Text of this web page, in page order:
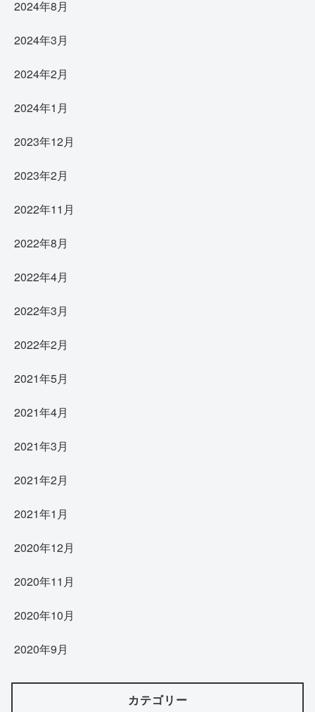
2024年8月
2024年3月
2024年2月
2024年1月
2023年12月
2023年2月
2022年11月
2022年8月
2022年4月
2022年3月
2022年2月
2021年5月
2021年4月
2021年3月
2021年2月
2021年1月
2020年12月
2020年11月
2020年10月
2020年9月
カテゴリー